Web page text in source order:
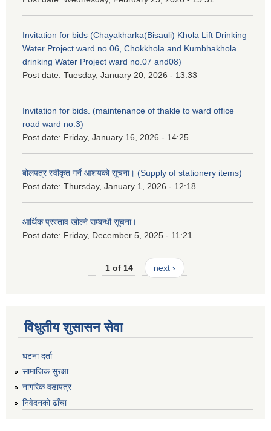
Invitation for bids (Chayakharka(Bisauli) Khola Lift Drinking
Water Project ward no.06, Chokkhola and Kumbhakhola
drinking Water Project ward no.07 and08)
Post date: Tuesday, January 20, 2026 - 13:33
Invitation for bids. (maintenance of thakle to ward office
road ward no.3)
Post date: Friday, January 16, 2026 - 14:25
बोलपत्र स्वीकृत गर्ने आशयको सूचना। (Supply of stationery items)
Post date: Thursday, January 1, 2026 - 12:18
आर्थिक प्रस्ताव खोल्ने सम्बन्धी सूचना।
Post date: Friday, December 5, 2025 - 11:21
1 of 14 next ›
विधुतीय शुसासन सेवा
घटना दर्ता
सामाजिक सुरक्षा
नागरिक वडापत्र
निवेदनको ढाँचा